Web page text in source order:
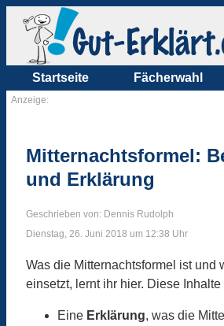
Startseite Fächerwahl
Anzeige:
Mitternachtsformel:
und Erklärung
Geschrieben von: Dennis Rudolph
Dienstag, 26. Juni 2018 um 12:38 Uhr
Was die Mitternachtsformel ist und
einsetzt, lernt ihr hier. Diese
Eine Erklärung, was die